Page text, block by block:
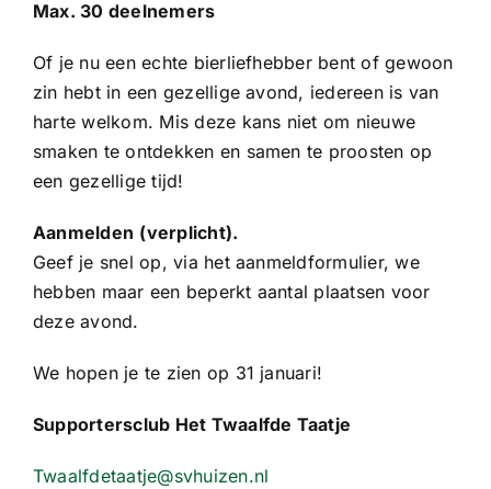
Max. 30 deelnemers
Of je nu een echte bierliefhebber bent of gewoon
zin hebt in een gezellige avond, iedereen is van
harte welkom. Mis deze kans niet om nieuwe
smaken te ontdekken en samen te proosten op
een gezellige tijd!
Aanmelden (verplicht).
Geef je snel op, via het aanmeldformulier, we
hebben maar een beperkt aantal plaatsen voor
deze avond.
We hopen je te zien op 31 januari!
Supportersclub Het Twaalfde Taatje
Twaalfdetaatje@svhuizen.nl